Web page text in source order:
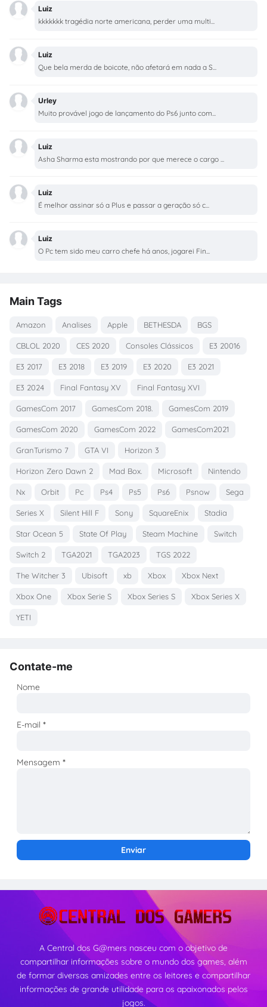
Luiz
kkkkkkk tragédia norte americana, perder uma multi...
Luiz
Que bela merda de boicote, não afetará em nada a S...
Urley
Muito provável jogo de lançamento do Ps6 junto com...
Luiz
Asha Sharma esta mostrando por que merece o cargo ...
Luiz
É melhor assinar só a Plus e passar a geração só c...
Luiz
O Pc tem sido meu carro chefe há anos, jogarei Fin...
Main Tags
Amazon Analises Apple BETHESDA BGS
CBLOL 2020 CES 2020 Consoles Clássicos E3 20016
E3 2017 E3 2018 E3 2019 E3 2020 E3 2021
E3 2024 Final Fantasy XV Final Fantasy XVI
GamesCom 2017 GamesCom 2018. GamesCom 2019
GamesCom 2020 GamesCom 2022 GamesCom2021
GranTurismo 7 GTA VI Horizon 3
Horizon Zero Dawn 2 Mad Box. Microsoft Nintendo
Nx Orbit Pc Ps4 Ps5 Ps6 Psnow Sega
Series X Silent Hill F Sony SquareEnix Stadia
Star Ocean 5 State Of Play Steam Machine Switch
Switch 2 TGA2021 TGA2023 TGS 2022
The Witcher 3 Ubisoft xb Xbox Xbox Next
Xbox One Xbox Serie S Xbox Series S Xbox Series X
YETI
Contate-me
Nome
E-mail*
Mensagem*
A Central dos G@mers nasceu com o objetivo de
compartilhar informações sobre o mundo dos games, além
de formar diversas amizades entre os leitores e compartilhar
informações de grande utilidade para os apaixonados pelos
jogos.